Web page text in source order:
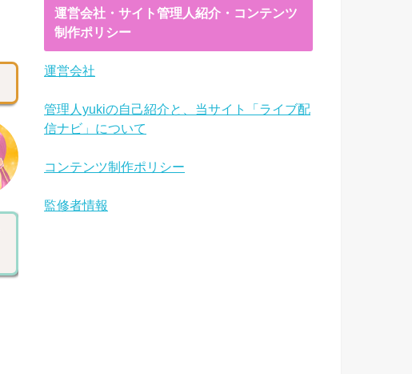
運営会社・サイト管理人紹介・コンテンツ
制作ポリシー
運営会社
管理人yukiの自己紹介と、当サイト「ライブ配
信ナビ」について
コンテンツ制作ポリシー
監修者情報